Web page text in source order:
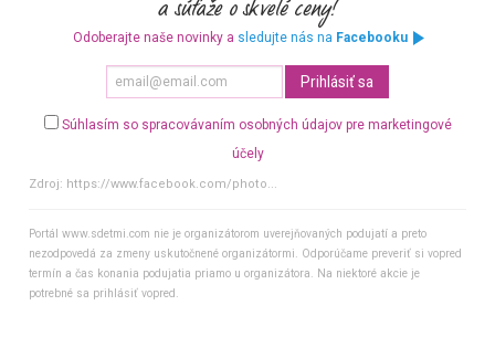
Odoberajte naše novinky a sledujte nás na Facebooku
Súhlasím so spracovávaním osobných údajov pre marketingové
účely
Zdroj: https://www.facebook.com/photo...
Portál www.sdetmi.com nie je organizátorom uverejňovaných podujatí a preto
nezodpovedá za zmeny uskutočnené organizátormi. Odporúčame preveriť si vopred
termín a čas konania podujatia priamo u organizátora. Na niektoré akcie je
potrebné sa prihlásiť vopred.